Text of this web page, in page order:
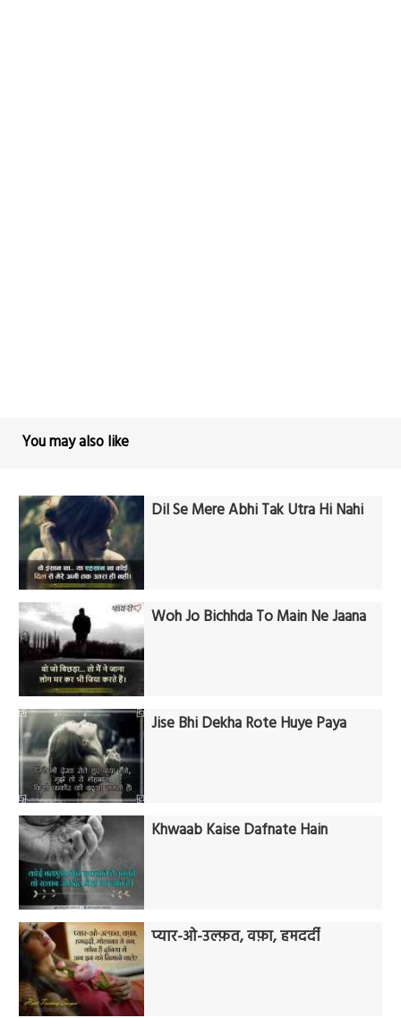
You may also like
Dil Se Mere Abhi Tak Utra Hi Nahi
Woh Jo Bichhda To Main Ne Jaana
Jise Bhi Dekha Rote Huye Paya
Khwaab Kaise Dafnate Hain
प्यार-ओ-उल्फ़त, वफ़ा, हमदर्दी